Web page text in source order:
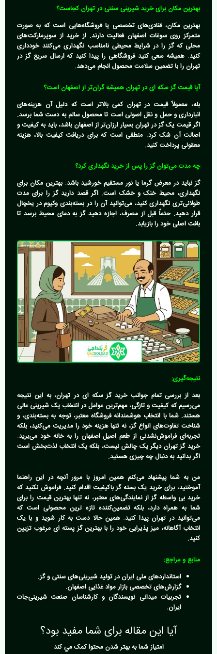
بهترین مکان برای خرید شیرینی سنتی در تهران کجاست؟
بهترین مکان، قنادی‌های تخصصی یا فروشگاه‌هایی است که به صورت
متمرکز روی سوغات اصفهان فعالیت دارند. از خرید از سوپرمارکت‌های
محلی که گز را در شرایط محیطی نامناسب نگهداری می‌کنند خودداری
کنید. همیشه سعی کنید فروشگاهی را پیدا کنید کهارسال سریع گز در
تهرانرا با تضمین سلامت محصول انجام می‌دهد.
آیا قیمت گز سکه ای در تهران همیشه گران‌تر از اصفهان است؟
بله، معمولاً قیمت در تهران کمی بالاتر است که دلیل آن هزینه‌های
انبارداری و حمل و نقل اصولی است تا محصول سالم به دست شما برسد.
اگر قیمت یک گز در تهران بسیار ارزان‌تر از اصفهان باشد، باید به کیفیت و
اصالت آن شک کرد. منطقی است که برای دریافت کیفیت بالا، هزینه
معقولی پرداخت کنید.
چه مدت می‌توان گز را پس از خرید نگهداری کرد؟
گز نباید در معرض گرما یا نور مستقیم خورشید باشد. بهترین مکان برای
نگهداری، محیط خنک و خشک است. اگر قصد دارید گز را برای مدت
طولانی‌تری نگهداری کنید، می‌توانید آن را در بسته‌بندی وکیوم در یخچال
قرار دهید. حتماً قبل از مصرف، اجازه دهید گز به دمای محیط برسد تا
بافت اصلی خود را بازیابد.
نتیجه‌گیری:
بعد از بررسی تمام جوانبخرید گز سکه ای در تهران، به این نتیجه
می‌رسیم که کیفیت و تازگی، مهم‌ترین عوامل در انتخاب یک شیرینی عالی
هستند. شما با انتخاب هوشمندانه فروشگاه معتبر، توجه به بسته‌بندی، و
شناخت تفاوت‌های انواع گز، نه تنها هزینه خود را مدیریت می‌کنید، بلکه
تجربه‌ای فراموش‌نشدنی از طعم اصیل اصفهان را به خانه خود می‌برید.
خرید گز تهراندیگر یک چالش نیست، بلکه یک انتخاب لذت‌بخش است
اگر بدانید به دنبال چه چیزی هستید.
من به شما پیشنهاد می‌کنم همین امروز با مرور آنچه در این راهنما
آموختید، برای خرید یک بسته گز باکیفیت اقدام کنید. فراموش نکنید که
خرید بی واسطه گزاز نمایندگی‌های معتبر، نه تنها بهترین قیمت را برای
شما به همراه دارد، بلکه تضمین‌کننده تازه ترین محصولی است که
می‌توانید در تهران پیدا کنید. همین حالا دست به کار شوید و با یک
انتخاب آگاهانه، میز پذیرایی خود را با بهترینگز پسته ای مرغوب تزیین
کنید.
منابع و مراجع:
استانداردهای ملی ایران در تولید شیرینی‌های سنتی و گز.
گزارش‌های تخصصی بازار مواد غذایی اصفهان.
تجربیات میدانی نویسندگان و کارشناسان صنعت شیرینی‌جات
ایران.
آیا این مقاله برای شما مفید بود؟
امتياز شما به بهتر شدن محتوا کمک مي کند